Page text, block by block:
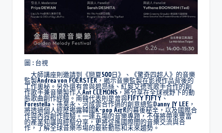
圖 : 台視
大師講座則邀請到《戀夏500日》、《驚奇四超人》的音樂
監製Andrea von FOERSTER，揭示音樂監製在影視作品背後的
工作奧秘。另外還有曾與碧昂絲、紅髮艾德等歌手合作的創
作歌手兼音樂製作人Ant CLEMONS，將分享在全球視野下的動
態歌曲創作經驗。南韓代表則是曾與FIFTY FIFTY、
Forestella、孫昊永、河成雲合作過的創意總監Danny JY LEE，
將透過個人經歷揭露韓國K-pop A&R的幕後秘辛，以及國際合
作與內容創作經驗。一連五場的音樂專題，不僅將帶來豐富
的產業知識與經驗分享，更將促進國際間的音樂交流與合
作，了解全球音樂市場的最新動態和未來趨勢。